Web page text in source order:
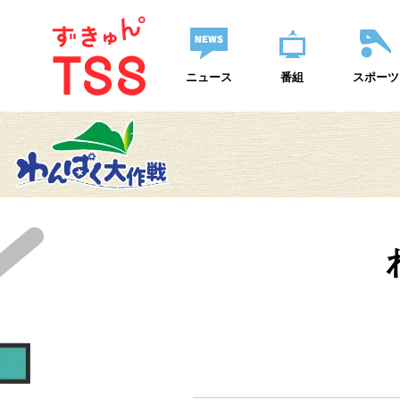
ニュース 番組 スポーツ